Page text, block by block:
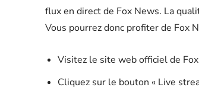
flux en direct de Fox News. La
Vous pourrez donc profiter de Fox
Visitez le site web officiel de
Cliquez sur le bouton « Live